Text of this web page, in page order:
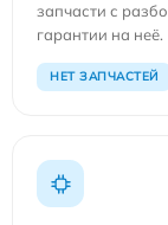
запчасти с
гарантии на неё.
НЕТ ЗАПЧАСТЕЙ